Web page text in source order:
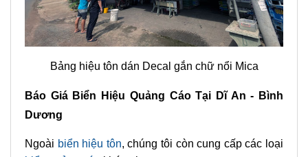
Bảng hiệu tôn dán Decal gắn chữ nổi Mica
Báo Giá Biển Hiệu Quảng Cáo Tại Dĩ An - Bình
Dương
Ngoài biển hiệu tôn, chúng tôi còn cung cấp các loại